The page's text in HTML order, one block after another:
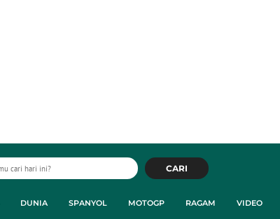
CARI
DUNIA SPANYOL MOTOGP RAGAM VIDEO